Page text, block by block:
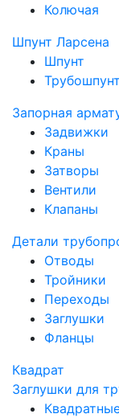
Колючая
Шпунт Ларсена
Шпунт
Трубошпунт
Запорная
Задвижки
Краны
Затворы
Вентили
Клапаны
Детали
Отводы
Тройники
Переходы
Заглушки
Фланцы
Квадрат
Заглушки для